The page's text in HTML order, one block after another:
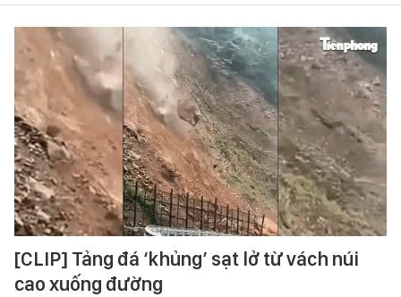
[CLIP] Tảng đá ‘khủng’ sạt lở từ vách núi
cao xuống đường